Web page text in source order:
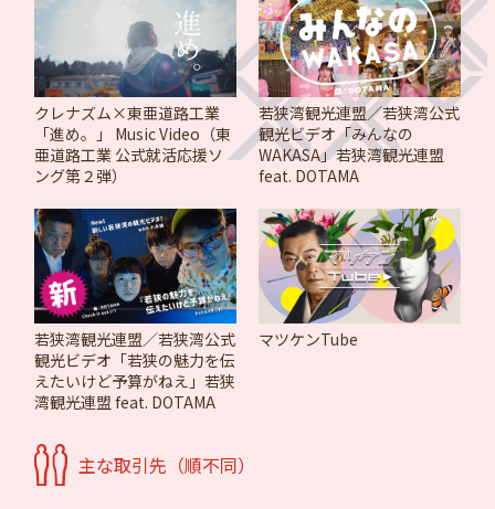
クレナズム×東亜道路工業
「進め。」 Music Video（東
亜道路工業 公式就活応援ソ
ング第２弾）
若狭湾観光連盟／若狭湾公式
観光ビデオ「みんなの
WAKASA」若狭湾観光連盟
feat. DOTAMA
若狭湾観光連盟／若狭湾公式
観光ビデオ「若狭の魅力を伝
えたいけど予算がねえ」若狭
湾観光連盟 feat. DOTAMA
マツケンTube
主な取引先（順不同）